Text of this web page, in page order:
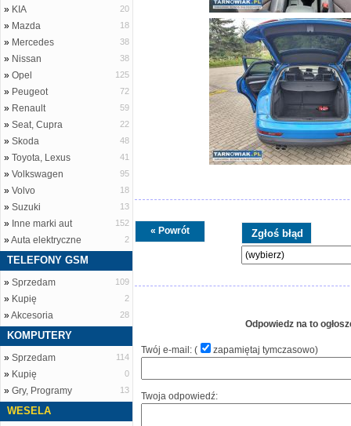
» KIA 20
» Mazda 18
» Mercedes 38
» Nissan 38
» Opel 125
» Peugeot 72
» Renault 59
» Seat, Cupra 22
» Skoda 48
» Toyota, Lexus 41
» Volkswagen 95
» Volvo 18
» Suzuki 13
» Inne marki aut 152
»Auta elektryczne 2
TELEFONY GSM
» Sprzedam 109
» Kupię 2
»Akcesoria 28
KOMPUTERY
» Sprzedam 114
» Kupię 0
» Gry, Programy 13
WESELA
« Powrót
Odpowiedz na to
Twój e-mail: ( zapamiętaj tymczasowo)
Twoja odpowiedź: